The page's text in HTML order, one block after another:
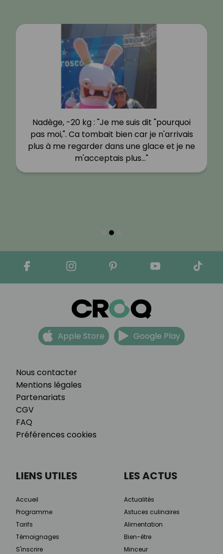
Nadège, -20 kg : "Je me suis dit "pourquoi
pas moi,". Ca tombait bien car je n'arrivais
plus à me regarder dans une glace et je ne
m'acceptais plus…"
Nous contacter
Mentions légales
Partenariats
CGV
FAQ
Préférences cookies
Apple Store Google Play
LIENS UTILES
Accueil
Programme
Tarifs
Témoignages
S'inscrire
LES ACTUS
Actualités
Astuces culinaires
Alimentation
Bien-être
Minceur